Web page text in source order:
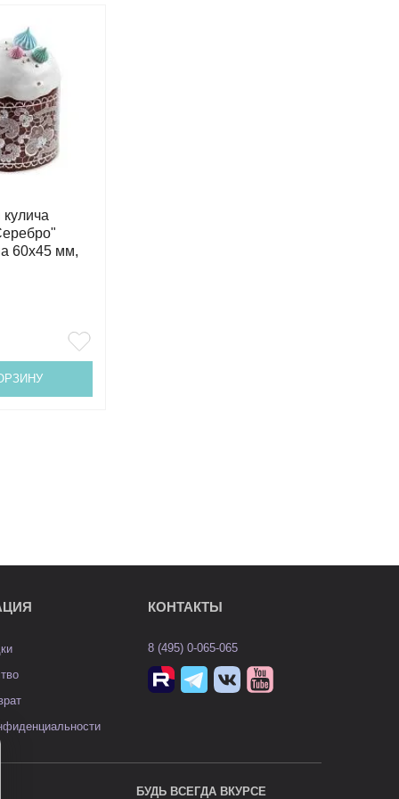
60х45 мм,
КОНТАКТЫ
8 (495) 0-065-065
БУДЬ ВСЕГДА ВКУРСЕ